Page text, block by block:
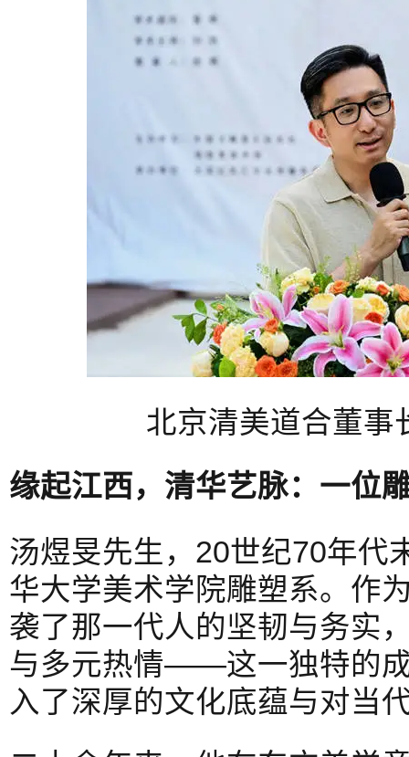
北京清美道合董事
缘起江西，清华艺脉：一位
汤煜旻先生，20世纪70年代
华大学美术学院雕塑系。作
袭了那一代人的坚韧与务实
与多元热情——这一独特的
入了深厚的文化底蕴与对当